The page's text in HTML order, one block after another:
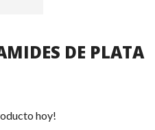
DE PLATA
hoy!